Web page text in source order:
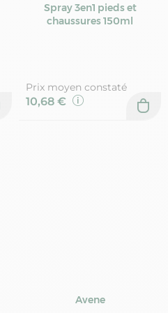
Spray 3en1 pieds et
chaussures 150ml
Prix moyen constaté
10,68 €
Avene